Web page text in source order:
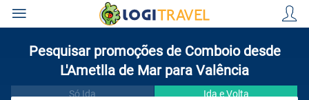
Pesquisar promoções de Comboio desde
L'Ametlla de Mar para Valência
Só Ida Ida e Volta